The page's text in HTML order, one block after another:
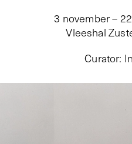
3 november –
Vleeshal
Curator: